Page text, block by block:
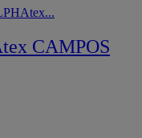
CAMPOS